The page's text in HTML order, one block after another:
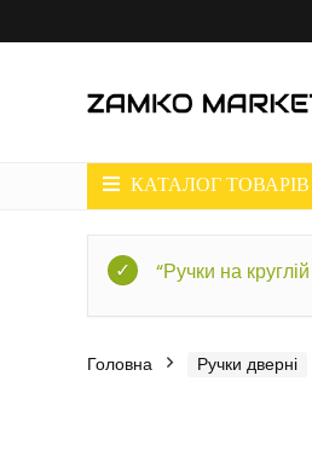
КАТАЛОГ ТОВАРІВ
“Ручки на
Головна Ручки дверні